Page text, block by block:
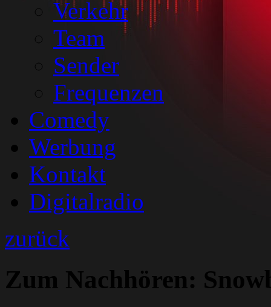
Verkehr
Team
Sender
Frequenzen
Comedy
Werbung
Kontakt
Digitalradio
zurück
Zum Nachhören: